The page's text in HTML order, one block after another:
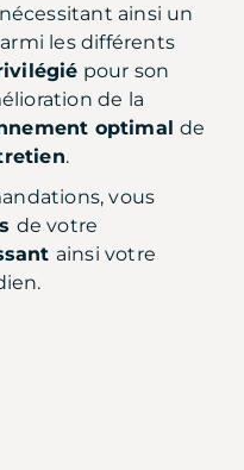
ainsi un
les différents
pour son
de la
optimalde
.
vous
de votre
ainsi votre